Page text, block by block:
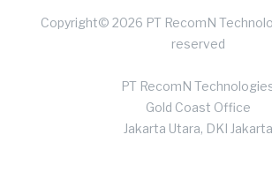
Copyright© 2026 PT RecomN
reserved
PT RecomN
Gold Coast Office
Jakarta Utara, DKI Jakarta